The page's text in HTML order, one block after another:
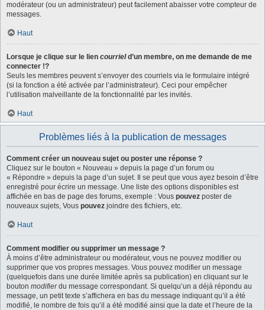
modérateur (ou un administrateur) peut facilement abaisser votre compteur de
messages.
Haut
Lorsque je clique sur le lien courrield’un membre, on me demande de me
connecter !?
Seuls les membres peuvent s’envoyer des courriels via le formulaire intégré
(si la fonction a été activée par l’administrateur). Ceci pour empêcher
l’utilisation malveillante de la fonctionnalité par les invités.
Haut
Problèmes liés à la publication de messages
Comment créer un nouveau sujet ou poster une réponse ?
Cliquez sur le bouton « Nouveau » depuis la page d’un forum ou
« Répondre » depuis la page d’un sujet. Il se peut que vous ayez besoin d’être
enregistré pour écrire un message. Une liste des options disponibles est
affichée en bas de page des forums, exemple : Vous pouvez poster de
nouveaux sujets, Vous pouvez joindre des fichiers, etc.
Haut
Comment modifier ou supprimer un message ?
À moins d’être administrateur ou modérateur, vous ne pouvez modifier ou
supprimer que vos propres messages. Vous pouvez modifier un message
(quelquefois dans une durée limitée après sa publication) en cliquant sur le
bouton modifierdu message correspondant. Si quelqu’un a déjà répondu au
message, un petit texte s’affichera en bas du message indiquant qu’il a été
modifié, le nombre de fois qu’il a été modifié ainsi que la date et l’heure de la